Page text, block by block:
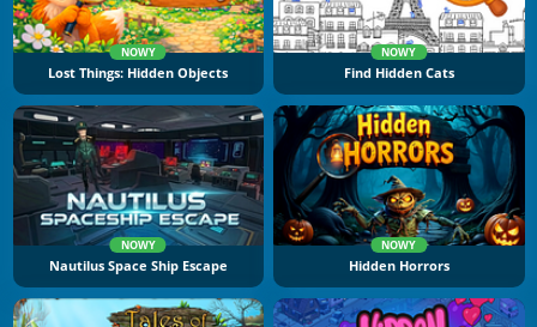
NOWY
Lost Things: Hidden Objects
NOWY
Find Hidden Cats
NOWY
Nautilus Space Ship Escape
NOWY
Hidden Horrors